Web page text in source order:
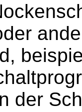
der